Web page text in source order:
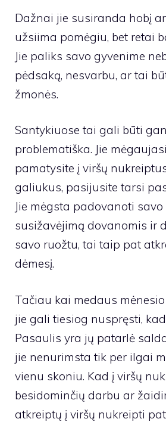
Dažnai jie susiranda hobį
užsiima pomėgiu, bet retai
Jie paliks savo gyvenime
pėdsaką, nesvarbu, ar tai
žmonės.
Santykiuose tai gali būti
problematiška. Jie
pamatysite į viršų
galiukus, pasijusite tarsi
Jie mėgsta padovanoti
susižavėjimą dovanomis ir
savo ruožtu, tai taip pat
dėmesį.
Tačiau kai medaus
jie gali tiesiog nuspręsti,
Pasaulis yra jų patarlė
jie nenurimsta tik per ilgai
vienu skoniu. Kad į viršų
besidominčių darbu ar
atkreiptų į viršų nukreipti